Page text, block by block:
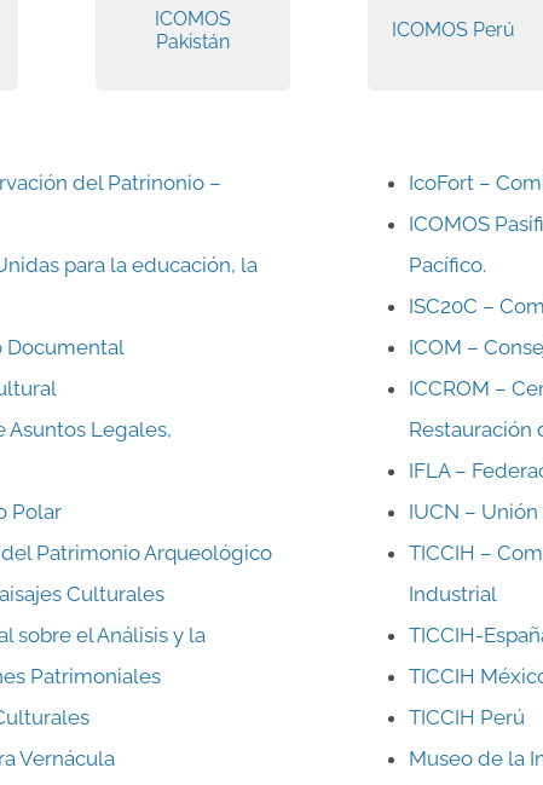
ICOMOS
Pakistán
ICOMOS Perú
del Patrinonio –
para la educación, la
Documental
Asuntos Legales,
Polar
Patrimonio Arqueológico
Culturales
sobre el Análisis y la
Patrimoniales
Vernácula
IcoFort –
ICOMOS
Pacífico.
ISC20C –
ICOM –
ICCROM –
Restauración
IFLA –
IUCN –
TICCIH –
Industrial
TICCIH-
TICCIH
TICCIH Perú
Museo de la